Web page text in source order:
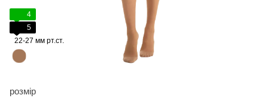
4
5
22-27 мм рт.ст.
розмір